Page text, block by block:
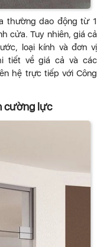
thường dao động từ 1
cửa. Tuy nhiên, giá cả
loại kính và đơn vị
tiết về giá cả và các
hệ trực tiếp với Công
cường lực